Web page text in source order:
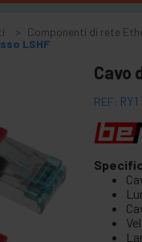
Componenti di rete
LSHF
Cavo
REF: